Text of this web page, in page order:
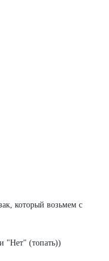
который возьмем с
"Нет" (топать))